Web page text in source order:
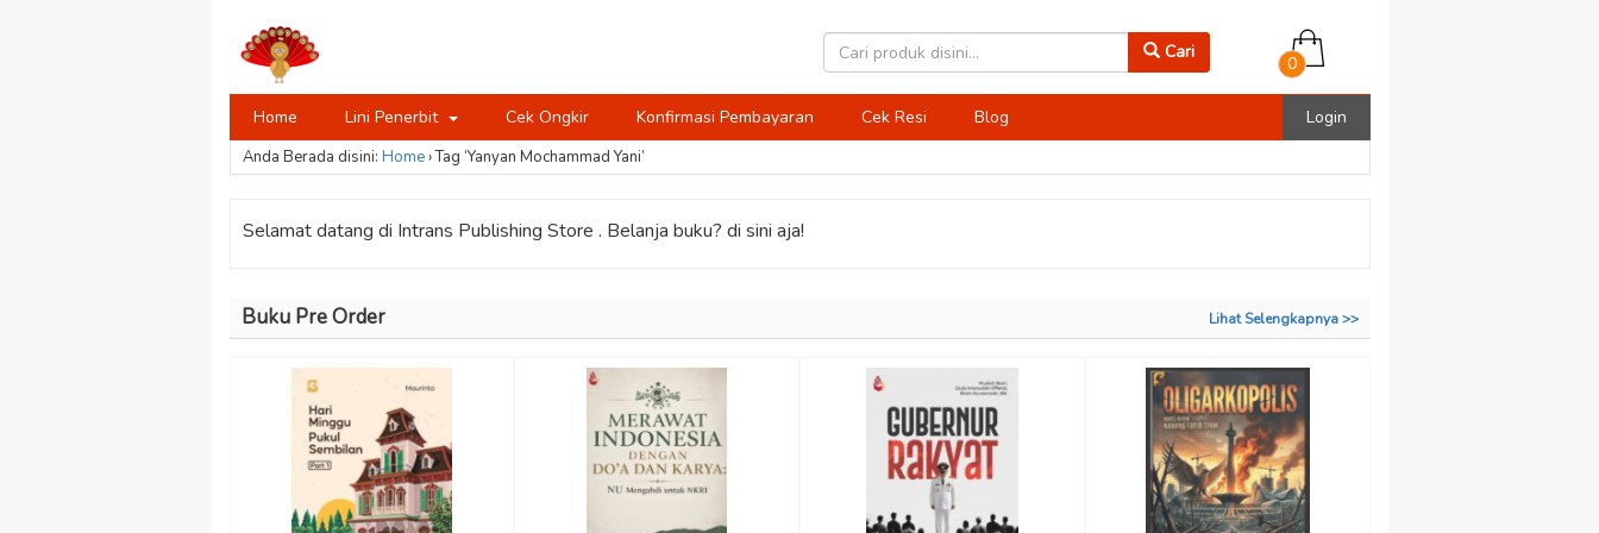
Cari
0
Home Lini Penerbit Cek Ongkir Konfirmasi Pembayaran Cek Resi Blog Login
Anda Berada disini: Home›Tag ‘Yanyan Mochammad Yani’
Selamat datang di Intrans Publishing Store . Belanja buku? di sini aja!
Buku Pre Order Lihat Selengkapnya >>